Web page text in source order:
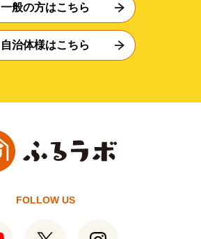
一般の方はこちら
自治体様はこちら
FOLLOW US